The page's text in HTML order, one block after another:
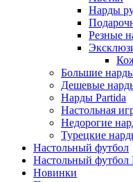
Нарды
Резные
Большие
Дешевые
Нарды Partida
Настольная
Недорогие
Турецкие
Настольный футбол
Настольный футбол
Новинки